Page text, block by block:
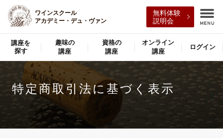
ワインスクール
アカデミー・デュ・ヴァン
無料体験
説明会
講座を
探す
趣味の
講座
資格の
講座
オンライン
講座
ログイン
特定商取引法に基づく表示